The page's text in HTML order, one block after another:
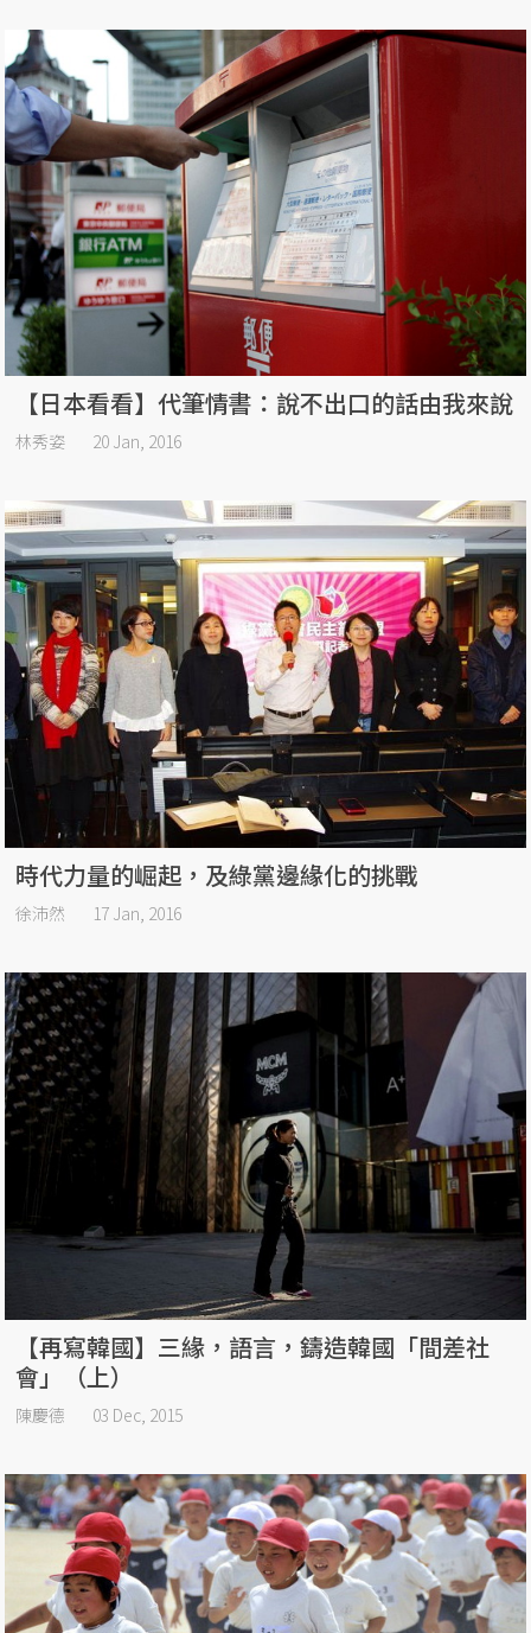
【日本看看】代筆情書：說不出口的話由我來說
林秀姿 20 Jan, 2016
時代力量的崛起，及綠黨邊緣化的挑戰
徐沛然 17 Jan, 2016
【再寫韓國】三緣，語言，鑄造韓國「間差社
會」（上）
陳慶德 03 Dec, 2015